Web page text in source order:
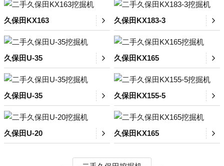
久保田KX163 久保田KX183-3
久保田U-35 久保田KX165
久保田U-35 久保田KX155-5
久保田U-20 久保田KX165